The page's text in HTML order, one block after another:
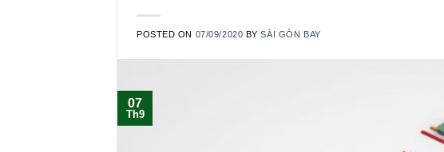
POSTED ON 07/09/2020 BYSÀI GÒN BAY
07
Th9